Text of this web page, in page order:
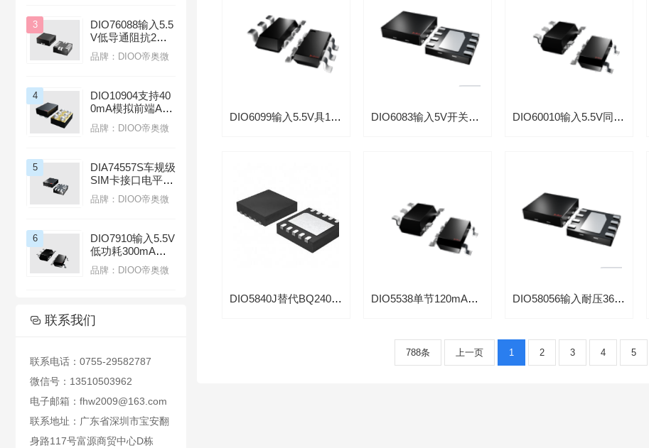
3
DIO76088输入5.5
V低导通阻抗2mΩ
负载开关应用于服
务器
品牌：DIOO帝奥微
4
DIO10904支持40
0mA模拟前端AFE
芯片光模块
品牌：DIOO帝奥微
5
DIA74557S车规级
SIM卡接口电平转
换芯片适用于智能
座舱
品牌：DIOO帝奥微
6
DIO7910输入5.5V
低功耗300mA线
性LDO稳压器带
热过载保护功能
品牌：DIOO帝奥微
 联系我们
联系电话：0755-29582787
微信号：13510503962
电子邮箱：fhw2009@163.com
联系地址：广东省深圳市宝安翻
身路117号富源商贸中心D栋
DIO6099输入5.5V具1µA超低静态电流同步升压1A转换器芯片 DIO6083输入5V开关频率1MHz同步3.5A直流降压转换器IC DIO60010输入5.5V同步1A降压开关频率1.65MHz带电源指示功能芯片
DIO5840J替代BQ24045高耐压36V线性1A充电芯片符合JEITA规范 DIO5538单节120mA锂电充电芯片带过温保护蓝牙耳机专用芯片 DIO58056输入耐压36V锂电池1A充电芯片带过温保护功能
788条 上一页 1 2 3 4 5